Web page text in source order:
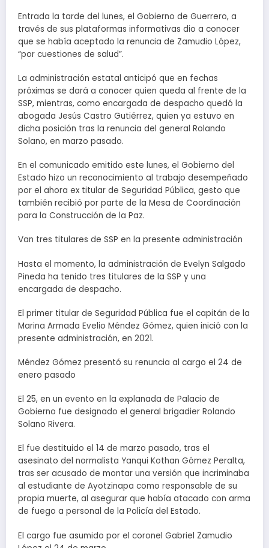
Entrada la tarde del lunes, el Gobierno de Guerrero, a
través de sus plataformas informativas dio a conocer
que se había aceptado la renuncia de Zamudio López,
“por cuestiones de salud”.
La administración estatal anticipó que en fechas
próximas se dará a conocer quien queda al frente de la
SSP, mientras, como encargada de despacho quedó la
abogada Jesús Castro Gutiérrez, quien ya estuvo en
dicha posición tras la renuncia del general Rolando
Solano, en marzo pasado.
En el comunicado emitido este lunes, el Gobierno del
Estado hizo un reconocimiento al trabajo desempeñado
por el ahora ex titular de Seguridad Pública, gesto que
también recibió por parte de la Mesa de Coordinación
para la Construcción de la Paz.
Van tres titulares de SSP en la presente administración
Hasta el momento, la administración de Evelyn Salgado
Pineda ha tenido tres titulares de la SSP y una
encargada de despacho.
El primer titular de Seguridad Pública fue el capitán de la
Marina Armada Evelio Méndez Gómez, quien inició con la
presente administración, en 2021.
Méndez Gómez presentó su renuncia al cargo el 24 de
enero pasado
El 25, en un evento en la explanada de Palacio de
Gobierno fue designado el general brigadier Rolando
Solano Rivera.
El fue destituido el 14 de marzo pasado, tras el
asesinato del normalista Yanqui Kothan Gómez Peralta,
tras ser acusado de montar una versión que incriminaba
al estudiante de Ayotzinapa como responsable de su
propia muerte, al asegurar que había atacado con arma
de fuego a personal de la Policía del Estado.
El cargo fue asumido por el coronel Gabriel Zamudio